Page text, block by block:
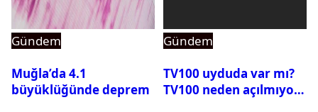
Gündem
Muğla’da 4.1
büyüklüğünde deprem
Gündem
TV100 uyduda var mı?
TV100 neden açılmıyor?